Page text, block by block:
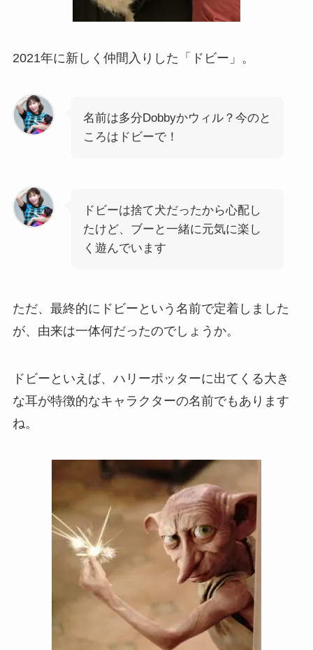
2021年に新しく仲間入りした「ドビー」。
名前は多分Dobbyかウィル？今のと
ころはドビーで！
ドビーは捨て犬だったから心配し
たけど、ブーと一緒に元気に楽し
く遊んでいます
ただ、最終的にドビーという名前で定着しました
が、由来は一体何だったのでしょうか。
ドビーといえば、ハリーポッターに出てくる大き
な耳が特徴的なキャラクターの名前でもあります
ね。